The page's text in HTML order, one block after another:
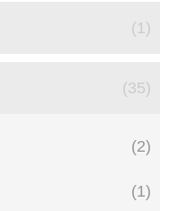
(1)
(35)
(2)
(1)